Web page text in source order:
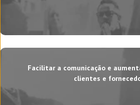
Facilitar a comunicação e
clientes e